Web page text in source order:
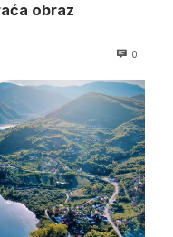
obraz
0